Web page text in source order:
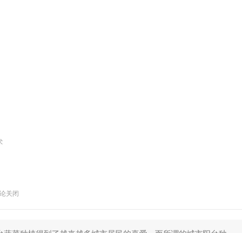
关闭